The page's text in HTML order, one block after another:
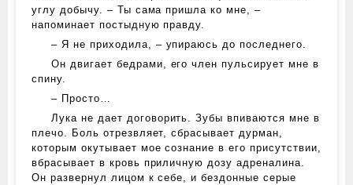
углу добычу. – Ты сама пришла ко мне, –
напоминает постыдную правду.
– Я не приходила, – упираюсь до последнего.
Он двигает бедрами, его член пульсирует мне в
спину.
– Просто…
Лука не дает договорить. Зубы впиваются мне в
плечо. Боль отрезвляет, сбрасывает дурман,
которым окутывает мое сознание в его присутствии,
вбрасывает в кровь приличную дозу адреналина.
Он развернул лицом к себе, и бездонные серые